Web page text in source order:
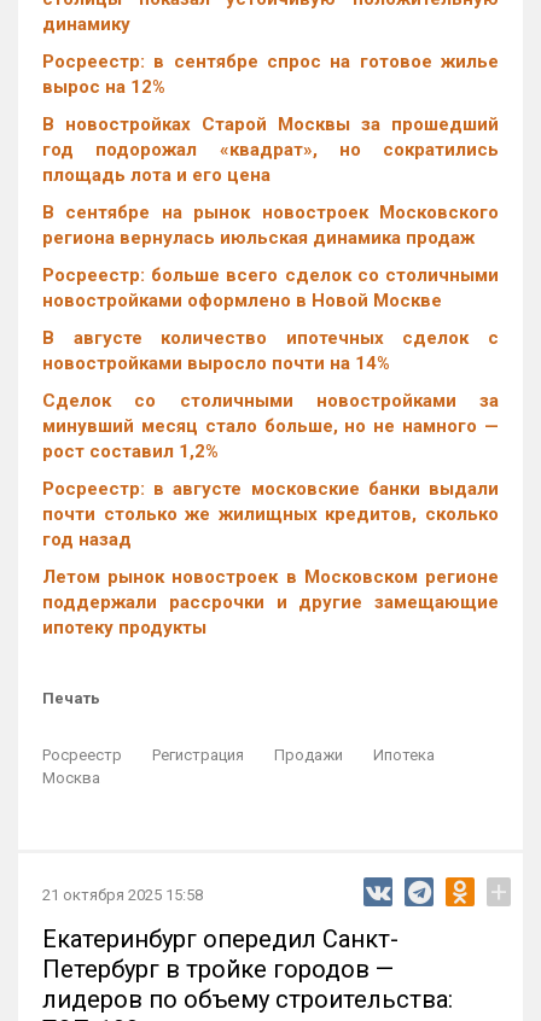
динамику
Росреестр: в сентябре спрос на готовое жилье
вырос на 12%
В новостройках Старой Москвы за прошедший
год подорожал «квадрат», но сократились
площадь лота и его цена
В сентябре на рынок новостроек Московского
региона вернулась июльская динамика продаж
Росреестр: больше всего сделок со столичными
новостройками оформлено в Новой Москве
В августе количество ипотечных сделок с
новостройками выросло почти на 14%
Cделок со столичными новостройками за
минувший месяц стало больше, но не намного —
рост составил 1,2%
Росреестр: в августе московские банки выдали
почти столько же жилищных кредитов, сколько
год назад
Летом рынок новостроек в Московском регионе
поддержали рассрочки и другие замещающие
ипотеку продукты
Печать
Росреестр Регистрация Продажи
Ипотека
Москва
21 октября 2025 15:58 +
Екатеринбург опередил Санкт-
Петербург в тройке городов —
лидеров по объему строительства: